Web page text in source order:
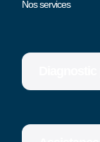
Nos services